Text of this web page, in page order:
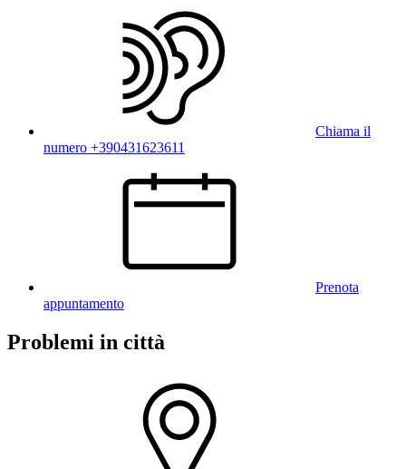
Chiama il
numero +390431623611
Prenota
appuntamento
Problemi in città